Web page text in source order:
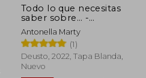
Todo lo que necesitas
saber sobre… -
Antonella Marty -
Libro Físico
Antonella Marty
(1)
Deusto, 2022, Tapa Blanda,
Nuevo